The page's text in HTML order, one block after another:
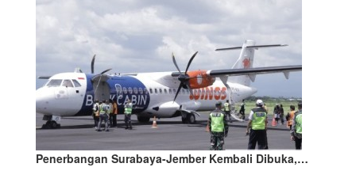
Penerbangan Surabaya-Jember Kembali Dibuka,…